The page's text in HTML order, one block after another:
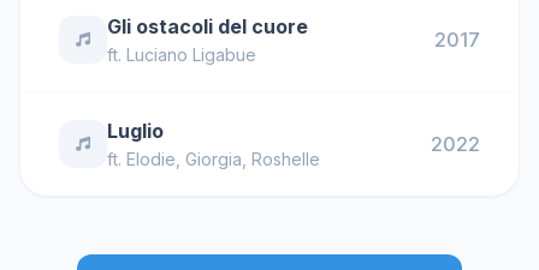
Gli ostacoli del cuore
ft. Luciano Ligabue
2017
Luglio
ft. Elodie Giorgia Roshelle
2022